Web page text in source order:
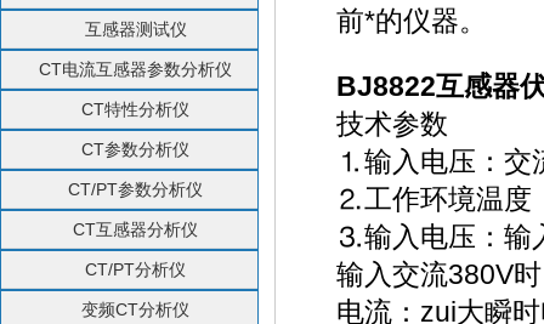
互感器测试仪
CT电流互感器参数分析仪
CT特性分析仪
CT参数分析仪
CT/PT参数分析仪
CT互感器分析仪
CT/PT分析仪
变频CT分析仪
前*的仪器。
BJ8822互感器
技术参数
⒈输入电压：交
⒉工作环境温度
⒊输入电压：输
输入交流380V
电流：zui大瞬